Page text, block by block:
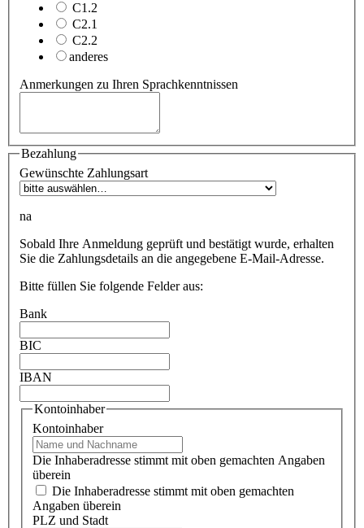
C1.2
C2.1
C2.2
anderes
Anmerkungen zu Ihren Sprachkenntnissen
Bezahlung
Gewünschte Zahlungsart
na
Sobald Ihre Anmeldung geprüft und bestätigt wurde, erhalten
Sie die Zahlungsdetails an die angegebene E-Mail-Adresse.
Bitte füllen Sie folgende Felder aus:
Bank
BIC
IBAN
Kontoinhaber
Kontoinhaber
Die Inhaberadresse stimmt mit oben gemachten Angaben
überein
Die Inhaberadresse stimmt mit oben gemachten
Angaben überein
PLZ und Stadt